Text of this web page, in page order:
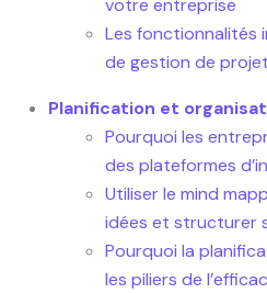
votre entreprise
Les fonctionnalités
de gestion de projet
Planification et
Pourquoi les
des plateformes
Utiliser le mind
idées et structurer
Pourquoi la
les piliers de